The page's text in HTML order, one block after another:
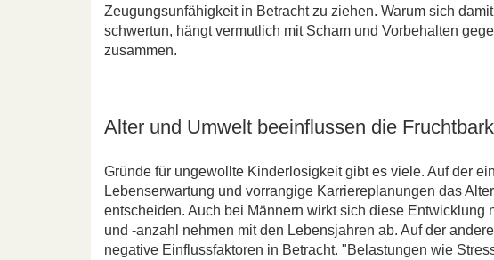
Zeugungsunfähigkeit in Betracht zu ziehen. Warum sich
schwertun, hängt vermutlich mit Scham und Vorbehalten
zusammen.
Alter und Umwelt beeinflussen die
Gründe für ungewollte Kinderlosigkeit gibt es viele. Auf der
Lebenserwartung und vorrangige Karriereplanungen das
entscheiden. Auch bei Männern wirkt sich diese Entwicklung
und -anzahl nehmen mit den Lebensjahren ab. Auf der
negative Einflussfaktoren in Betracht. "Belastungen wie